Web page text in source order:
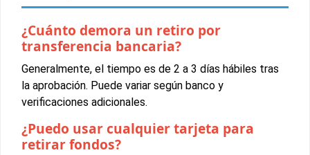
¿Cuánto demora un retiro por
transferencia bancaria?
Generalmente, el tiempo es de 2 a 3 días hábiles tras
la aprobación. Puede variar según banco y
verificaciones adicionales.
¿Puedo usar cualquier tarjeta para
retirar fondos?